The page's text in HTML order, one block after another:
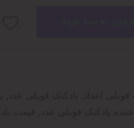
,
,
,